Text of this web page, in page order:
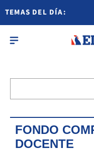
TEMAS DEL DÍA:
FONDO
DOCENTE